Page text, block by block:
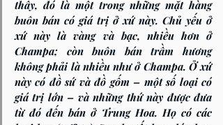
thấy, đó là một trong những mặt hàng
buôn bán có giá trị ở xứ này. Chủ yếu ở
xứ này là vàng và bạc, nhiều hơn ở
Champa; còn buôn bán trầm hương
không phải là nhiều như ở Champa. Ở xứ
này có đồ sứ và đồ gốm – một số loại có
giá trị lớn – và những thứ này được đưa
từ đó đến bán ở Trung Hoa. Họ có các